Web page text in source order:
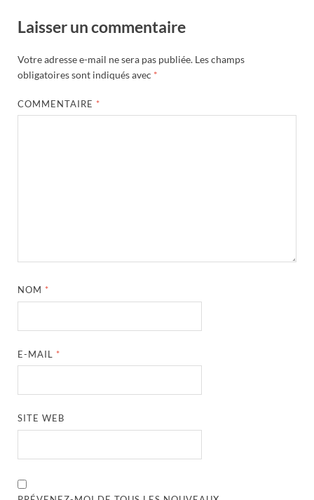
Laisser un commentaire
Votre adresse e-mail ne sera pas publiée. Les champs
obligatoires sont indiqués avec *
COMMENTAIRE *
NOM *
E-MAIL *
SITE WEB